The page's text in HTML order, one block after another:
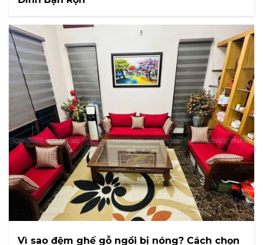
Vì sao đệm ghế gỗ ngồi bị nóng? Cách chọn